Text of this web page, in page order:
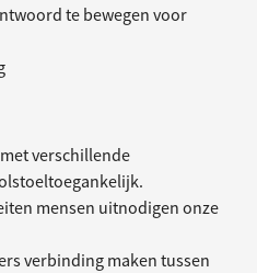
te bewegen voor
verschillende
mensen uitnodigen onze
verbinding maken tussen